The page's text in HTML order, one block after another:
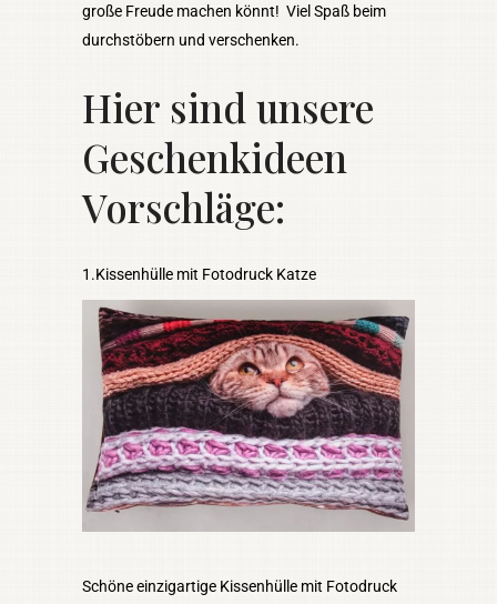
große Freude machen könnt! Viel Spaß beim
durchstöbern und verschenken.
Hier sind unsere
Geschenkideen
Vorschläge:
1.Kissenhülle mit Fotodruck Katze
​Schöne einzigartige Kissenhülle mit Fotodruck